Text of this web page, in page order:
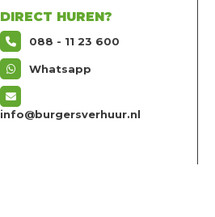
DIRECT HUREN?
088 - 11 23 600
Whatsapp
info@burgersverhuur.nl